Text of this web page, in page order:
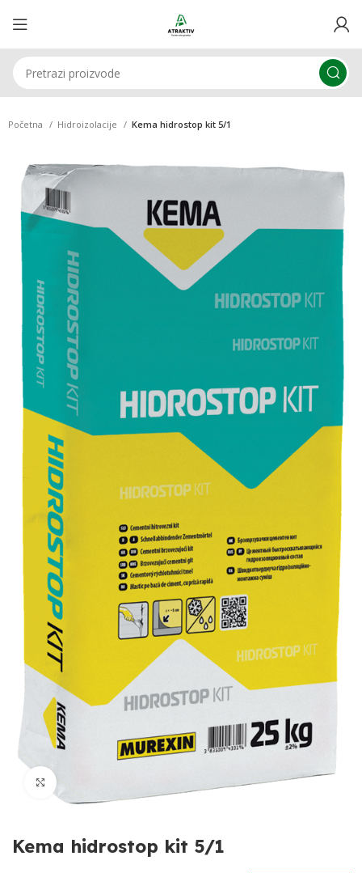
Početna Hidroizolacije Kema hidrostop kit 5/1
Kema hidrostop kit 5/1